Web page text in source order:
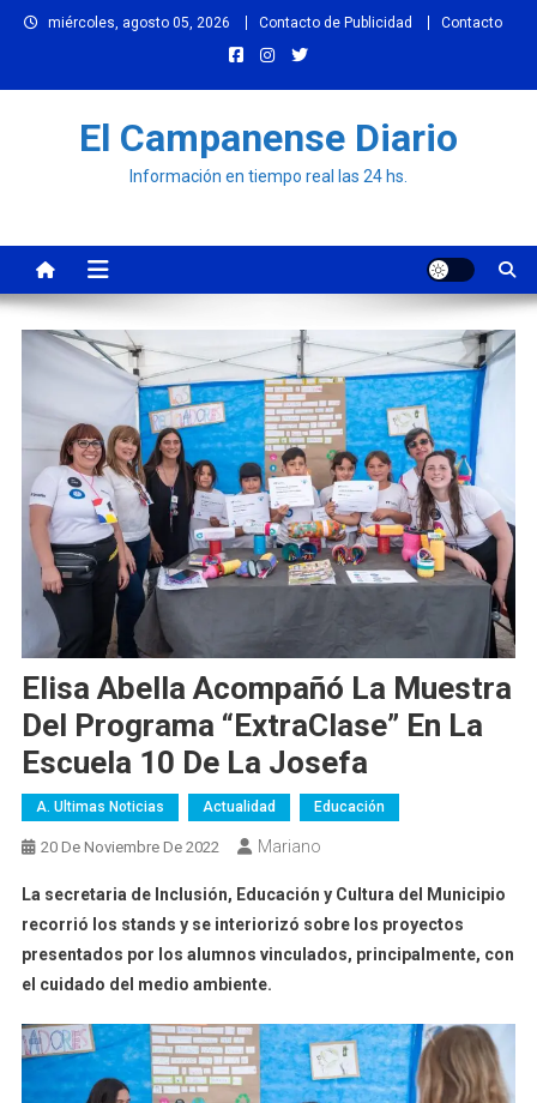
Skip
miércoles, agosto 05, 2026 Contacto de Publicidad Contacto
El Campanense Diario
Información en tiempo real las 24 hs.
Elisa Abella Acompañó La Muestra
Del Programa “ExtraClase” En La
Escuela 10 De La Josefa
A. Ultimas Noticias Actualidad Educación
20 De Noviembre De 2022 Mariano
La secretaria de Inclusión, Educación y Cultura del Municipio
recorrió los stands y se interiorizó sobre los proyectos
presentados por los alumnos vinculados, principalmente, con
el cuidado del medio ambiente.